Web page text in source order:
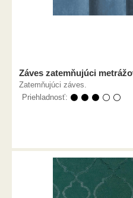
Záves zatemňujúci
Zatemňujúci záves.
Priehladnosť: ⚫ ⚫ ⚫ ⚪ ⚪